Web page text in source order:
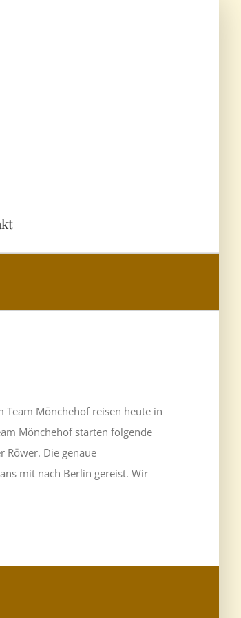
Team Mönchehof reisen heute in
Mönchehof starten folgende
Röwer. Die genaue
mit nach Berlin gereist. Wir